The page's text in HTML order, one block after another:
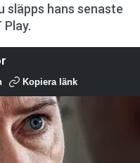
släpps hans senaste
Kopiera länk